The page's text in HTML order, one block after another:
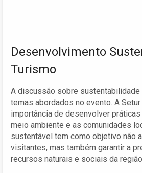
Desenvolvimento
Turismo
A discussão sobre
temas abordados no evento. A
importância de desenvolver
meio ambiente e as comunidades
sustentável tem como objetivo não
visitantes, mas também garantir a
recursos naturais e sociais da